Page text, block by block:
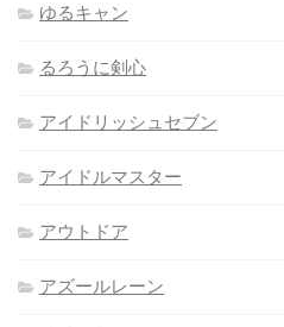
ゆるキャン
るろうに剣心
アイドリッシュセブン
アイドルマスター
アウトドア
アズールレーン